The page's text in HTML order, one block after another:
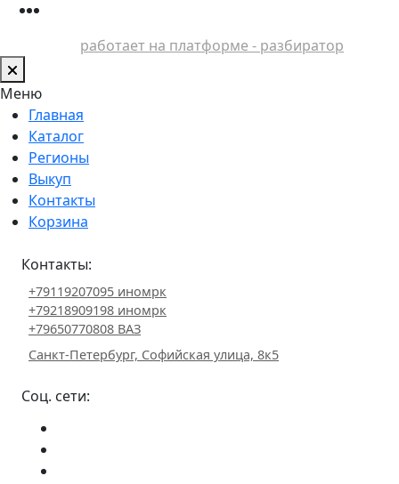
работает на платформе - разбиратор
Меню
Главная
Каталог
Регионы
Выкуп
Контакты
Корзина
Контакты:
+79119207095 иномрк
+79218909198 иномрк
+79650770808 ВАЗ
Санкт-Петербург, Софийская улица, 8к5
Соц. сети: